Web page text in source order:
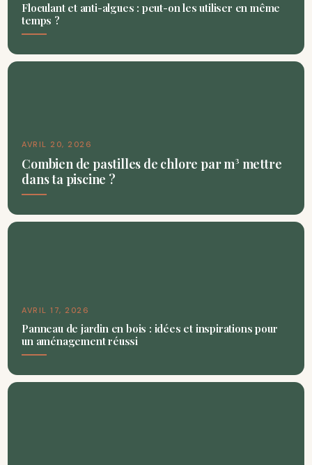
Floculant et anti-algues : peut-on les utiliser en même
temps ?
AVRIL 20, 2026
Combien de pastilles de chlore par m³ mettre
dans ta piscine ?
AVRIL 17, 2026
Panneau de jardin en bois : idées et inspirations pour
un aménagement réussi